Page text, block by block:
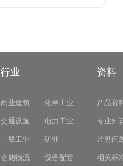
行业
商业建筑
交通设施
一般工业
仓储物流
化学工业
电力工业
矿业
设备配套
资料
产品资
专业知
常见问
相关标